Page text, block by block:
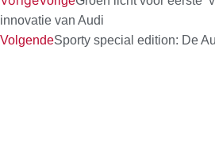
innovatie van Audi
VolgendeSporty special edition: De